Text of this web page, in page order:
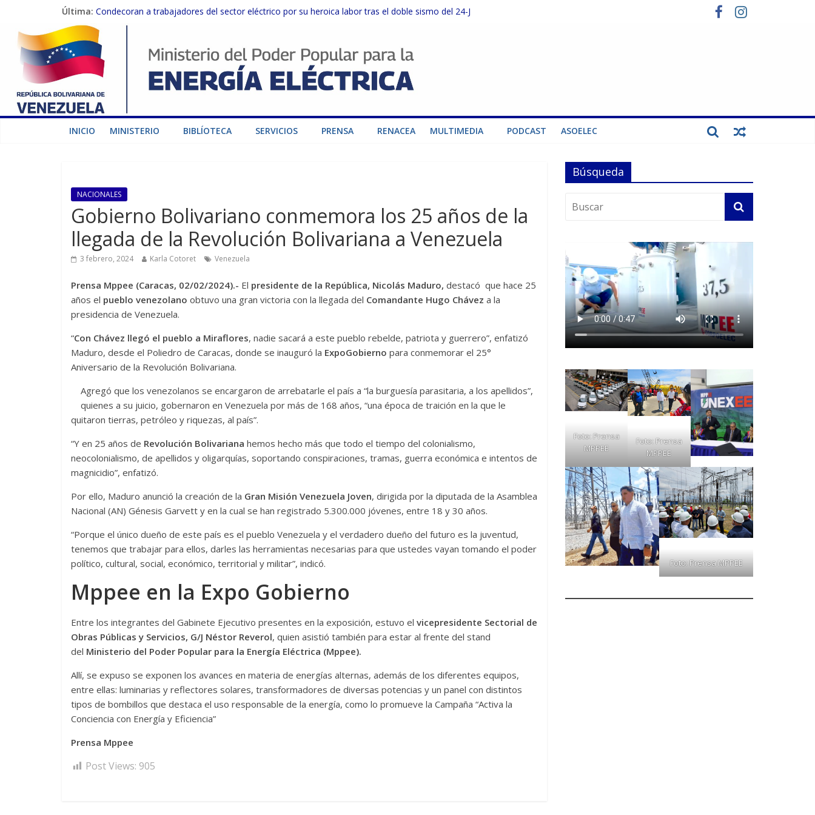
Última: Condecoran a trabajadores del sector eléctrico por su heroica labor tras el doble sismo del 24-J
Gobierno Nacional coordina acciones con el sector privado para fortalecer el SEN ante el «Súper Niño»
Inspeccionan trabajos de rehabilitación en instalaciones del SEN en Carabobo
Gobierno Nacional activa plan preventivo para fortalecer el SEN ante el fenómeno de El Niño
Termocarabobo recupera el 50% de su capacidad de generación para fortalecer el SEN
INICIO MINISTERIO BIBLÍOTECA SERVICIOS PRENSA RENACEA MULTIMEDIA PODCAST ASOELEC
NACIONALES
Gobierno Bolivariano conmemora los 25 años de la
llegada de la Revolución Bolivariana a Venezuela
3 febrero, 2024 Karla Cotoret Venezuela
Prensa Mppee (Caracas, 02/02/2024).- El presidente de la República, Nicolás Maduro, destacó que hace 25
años el pueblo venezolano obtuvo una gran victoria con la llegada del Comandante Hugo Chávez a la
presidencia de Venezuela.
“Con Chávez llegó el pueblo a Miraflores, nadie sacará a este pueblo rebelde, patriota y guerrero”, enfatizó
Maduro, desde el Poliedro de Caracas, donde se inauguró la ExpoGobierno para conmemorar el 25°
Aniversario de la Revolución Bolivariana.
Agregó que los venezolanos se encargaron de arrebatarle el país a “la burguesía parasitaria, a los apellidos”,
quienes a su juicio, gobernaron en Venezuela por más de 168 años, “una época de traición en la que le
quitaron tierras, petróleo y riquezas, al país”.
“Y en 25 años de Revolución Bolivariana hemos hecho más que todo el tiempo del colonialismo,
neocolonialismo, de apellidos y oligarquías, soportando conspiraciones, tramas, guerra económica e intentos de
magnicidio”, enfatizó.
Por ello, Maduro anunció la creación de la Gran Misión Venezuela Joven, dirigida por la diputada de la Asamblea
Nacional (AN) Génesis Garvett y en la cual se han registrado 5.300.000 jóvenes, entre 18 y 30 años.
“Porque el único dueño de este país es el pueblo Venezuela y el verdadero dueño del futuro es la juventud,
tenemos que trabajar para ellos, darles las herramientas necesarias para que ustedes vayan tomando el poder
político, cultural, social, económico, territorial y militar”, indicó.
Mppee en la Expo Gobierno
Entre los integrantes del Gabinete Ejecutivo presentes en la exposición, estuvo el vicepresidente Sectorial de
Obras Públicas y Servicios, G/J Néstor Reverol, quien asistió también para estar al frente del stand
del Ministerio del Poder Popular para la Energía Eléctrica (Mppee).
Allí, se expuso se exponen los avances en materia de energías alternas, además de los diferentes equipos,
entre ellas: luminarias y reflectores solares, transformadores de diversas potencias y un panel con distintos
tipos de bombillos que destaca el uso responsable de la energía, como lo promueve la Campaña “Activa la
Conciencia con Energía y Eficiencia”
Prensa Mppee
Post Views: 905
Búsqueda
Foto: Prensa
MPPEE
Foto: Prensa
MPPEE
Foto: Prensa MPPEE